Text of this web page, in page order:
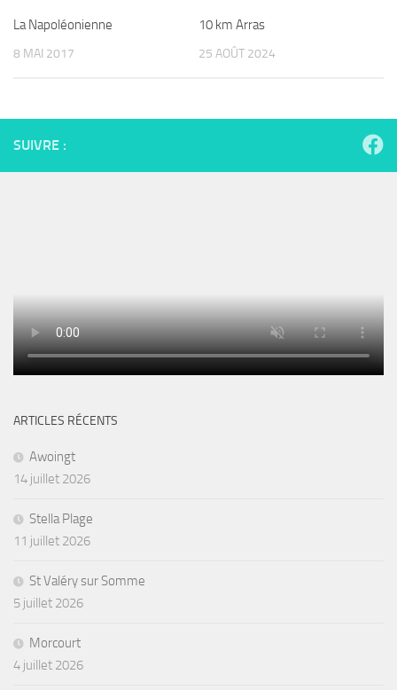
La Napoléonienne
8 MAI 2017
10 km Arras
25 AOÛT 2024
SUIVRE :
ARTICLES RÉCENTS
Awoingt
14 juillet 2026
Stella Plage
11 juillet 2026
St Valéry sur Somme
5 juillet 2026
Morcourt
4 juillet 2026